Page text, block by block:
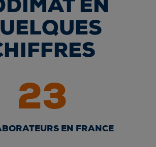
EN
23
EN FRANCE